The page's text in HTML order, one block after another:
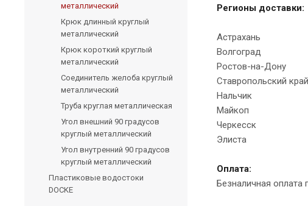
Регионы доставки:
Астрахань
Волгоград
Ростов-на-Дону
Ставропольский
Нальчик
Майкоп
Черкесск
Элиста
Оплата:
Безналичная оплата
металлический
Крюк длинный круглый
металлический
Крюк короткий круглый
металлический
Соединитель желоба круглый
металлический
Труба круглая металлическая
Угол внешний 90 градусов
круглый металлический
Угол внутренний 90 градусов
круглый металлический
Пластиковые водостоки
DOCKE